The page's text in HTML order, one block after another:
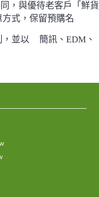
，與優待老客戶「鮮貨
式，保留預購名
，並以 簡訊、EDM、